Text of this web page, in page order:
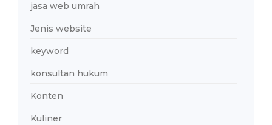
jasa web umrah
Jenis website
keyword
konsultan hukum
Konten
Kuliner